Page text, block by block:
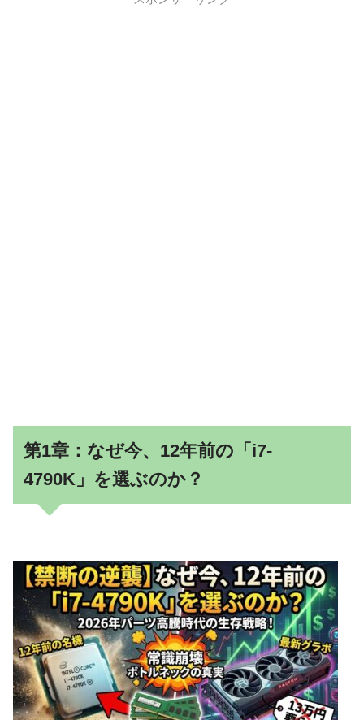
第1章：なぜ今、12年前の「i7-
4790K」を選ぶのか？